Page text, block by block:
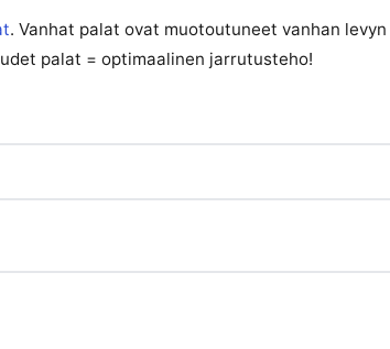
. Vanhat palat ovat muotoutuneet vanhan
palat = optimaalinen jarrutusteho!